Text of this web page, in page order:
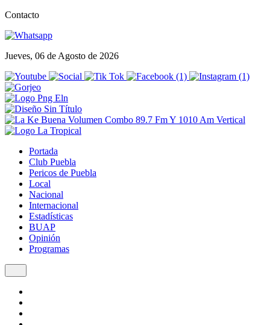
Contacto
Jueves, 06 de Agosto de 2026
Portada
Club Puebla
Pericos de Puebla
Local
Nacional
Internacional
Estadísticas
BUAP
Opinión
Programas